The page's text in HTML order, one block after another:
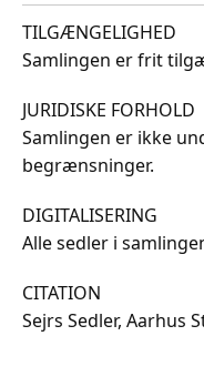
TILGÆNGELIGHED
Samlingen er frit
JURIDISKE FORHOLD
Samlingen er ikke
begrænsninger.
DIGITALISERING
Alle sedler i
CITATION
Sejrs Sedler, Aarhus